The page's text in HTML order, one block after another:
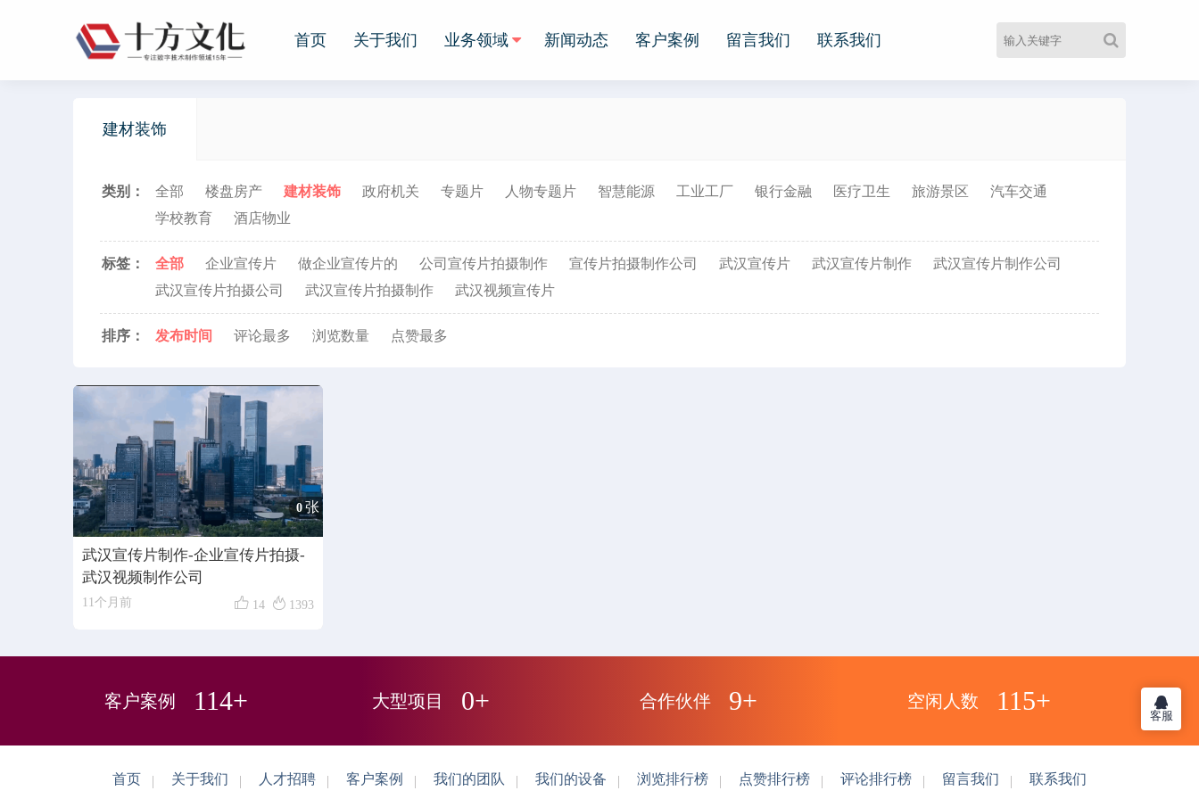
首页 关于我们 业务领域 新闻动态 客户案例 留言我们 联系我们
企业文化 人才招聘 留言我们
建材装饰
类别： 全部 楼盘房产 建材装饰 政府机关 专题片 人物专题片 智慧能源 工业工厂 银行金融 医疗卫生 旅游景区
汽车交通
学校教育
酒店物业
标签： 全部 企业宣传片 做企业宣传片的 公司宣传片拍摄制作 宣传片拍摄制作公司 武汉宣传片 武汉宣传片制作
武汉宣传片制作公司
武汉宣传片拍摄公司
武汉宣传片拍摄制作 武汉视频宣传片
排序： 发布时间 评论最多 浏览数量 点赞最多
0 张
武汉宣传片制作-企业宣传片拍摄-
武汉视频制作公司
11个月前  14  1393
客户案例 114+ 大型项目 0+ 合作伙伴 9+ 空闲人数 115+
首页 关于我们 人才招聘 客户案例 我们的团队 我们的设备 浏览排行榜 点赞排行榜 评论排行榜 留言我们 联系我们
客服